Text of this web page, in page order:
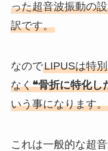
った超音波振動の
訳です。
なのでLIPUSは特
なく❝骨折に特化し
いう事になります。
これは一般的な超